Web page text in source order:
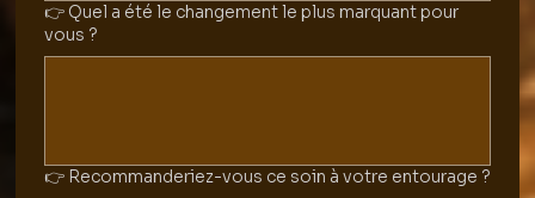
👉 Quel a été le changement le plus marquant pour
vous ?
👉 Recommanderiez-vous ce soin à votre entourage ?